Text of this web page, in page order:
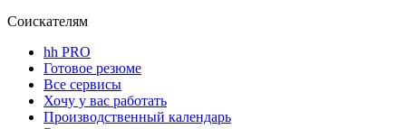
Соискателям
hh PRO
Готовое резюме
Все сервисы
Хочу у вас работать
Производственный календарь